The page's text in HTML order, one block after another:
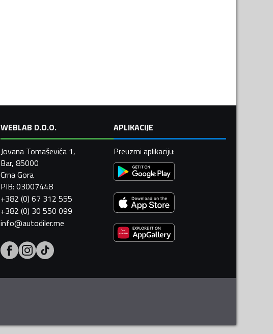
WEBLAB D.O.O.
Jovana Tomaševića 1,
Bar, 85000
Crna Gora
PIB: 03007448
+382 (0) 67 312 555
+382 (0) 30 550 099
info@autodiler.me
APLIKACIJE
Preuzmi aplikaciju: